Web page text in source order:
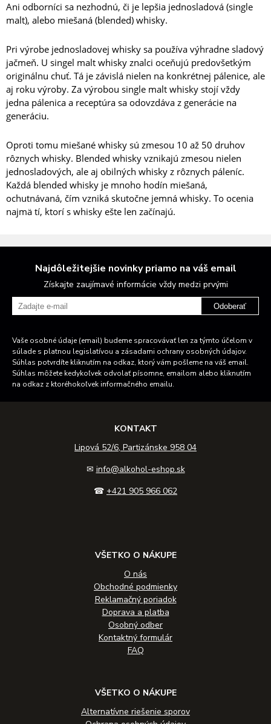
Ani odborníci sa nezhodnú, či je lepšia jednosladová (single
malt), alebo miešaná (blended) whisky.
Pri výrobe jednosladovej whisky sa používa výhradne sladový
jačmeň. U singel malt whisky znalci oceňujú predovšetkým
originálnu chuť. Tá je závislá nielen na konkrétnej pálenice, ale
aj roku výroby. Za výrobou single malt whisky stojí vždy
jedna pálenica a receptúra ​​sa odovzdáva z generácie na
generáciu.
Oproti tomu miešané whisky sú zmesou 10 až 50 druhov
rôznych whisky. Blended whisky vznikajú zmesou nielen
jednosladových, ale aj obilných whisky z rôznych páleníc.
Každá blended whisky je mnoho hodín miešaná,
ochutnávaná, čím vzniká skutočne jemná whisky. To ocenia
najmä tí, ktorí s whisky ešte len začínajú.
Najdôležitejšie novinky priamo na váš email
Získajte zaujímavé informácie vždy medzi prvými
Odoberať
Vaše osobné údaje (email) budeme spracovávať len za týmto účelom v
súlade s platnou legislatívou a zásadami ochrany osobných údajov.
Súhlas potvrdíte kliknutím na odkaz, ktorý vám pošleme na váš email.
Súhlas môžete kedykoľvek odvolať písomne, emailom alebo kliknutím
na odkaz z ktoréhokoľvek informačného emailu.
KONTAKT
Lipová 52/6, Partizánske 958 04
✉ info@alkohol-eshop.sk
☎ +421 905 966 062
VŠETKO O NÁKUPE
O nás
Obchodné podmienky
Reklamačný poriadok
Doprava a platba
Osobný odber
Kontaktný formulár
FAQ
VŠETKO O NÁKUPE
Alternatívne riešenie sporov